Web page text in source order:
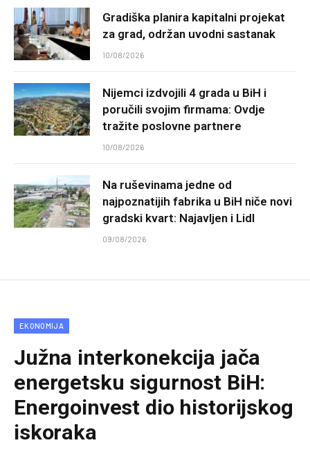
Gradiška planira kapitalni projekat
za grad, održan uvodni sastanak
10/08/2026
Nijemci izdvojili 4 grada u BiH i
poručili svojim firmama: Ovdje
tražite poslovne partnere
10/08/2026
Na ruševinama jedne od
najpoznatijih fabrika u BiH niče novi
gradski kvart: Najavljen i Lidl
09/08/2026
EKONOMIJA
Južna interkonekcija jača
energetsku sigurnost BiH:
Energoinvest dio historijskog
iskoraka